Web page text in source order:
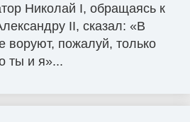
Николай I, обращаясь к
II, сказал: «В
воруют, пожалуй, только
ты и я»...